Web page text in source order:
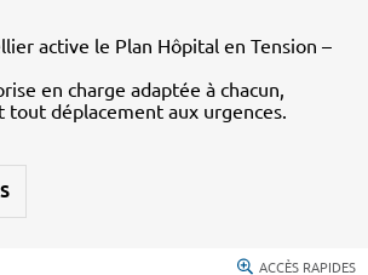
active le Plan Hôpital en Tension –
en charge adaptée à chacun,
tout déplacement aux urgences.
ACCÈS RAPIDES